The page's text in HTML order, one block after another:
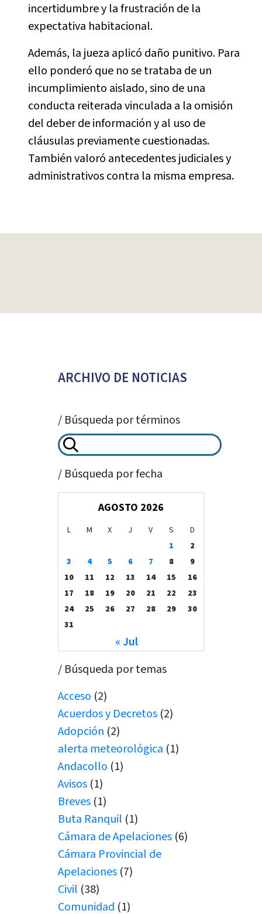
incertidumbre y la frustración de la
expectativa habitacional.
Además, la jueza aplicó daño punitivo. Para
ello ponderó que no se trataba de un
incumplimiento aislado, sino de una
conducta reiterada vinculada a la omisión
del deber de información y al uso de
cláusulas previamente cuestionadas.
También valoró antecedentes judiciales y
administrativos contra la misma empresa.
ARCHIVO DE NOTICIAS
/ Búsqueda por términos
/ Búsqueda por fecha
AGOSTO 2026
L M X J V S
D
1
2
3
4 5 6 7 8
9
10
11 12 13 14 15
16
17
18 19 20 21 22
23
24
25 26 27 28 29
30
31
« Jul
/ Búsqueda por temas
Acceso (2)
Acuerdos y Decretos (2)
Adopción (2)
alerta meteorológica (1)
Andacollo (1)
Avisos (1)
Breves (1)
Buta Ranquil (1)
Cámara de Apelaciones (6)
Cámara Provincial de
Apelaciones (7)
Civil (38)
Comunidad (1)